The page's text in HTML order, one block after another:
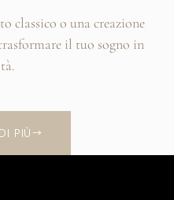
classico o una creazione
il tuo sogno in
PIÙ